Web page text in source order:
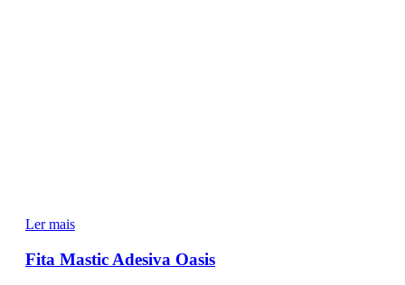
Ler mais
Fita Mastic Adesiva Oasis